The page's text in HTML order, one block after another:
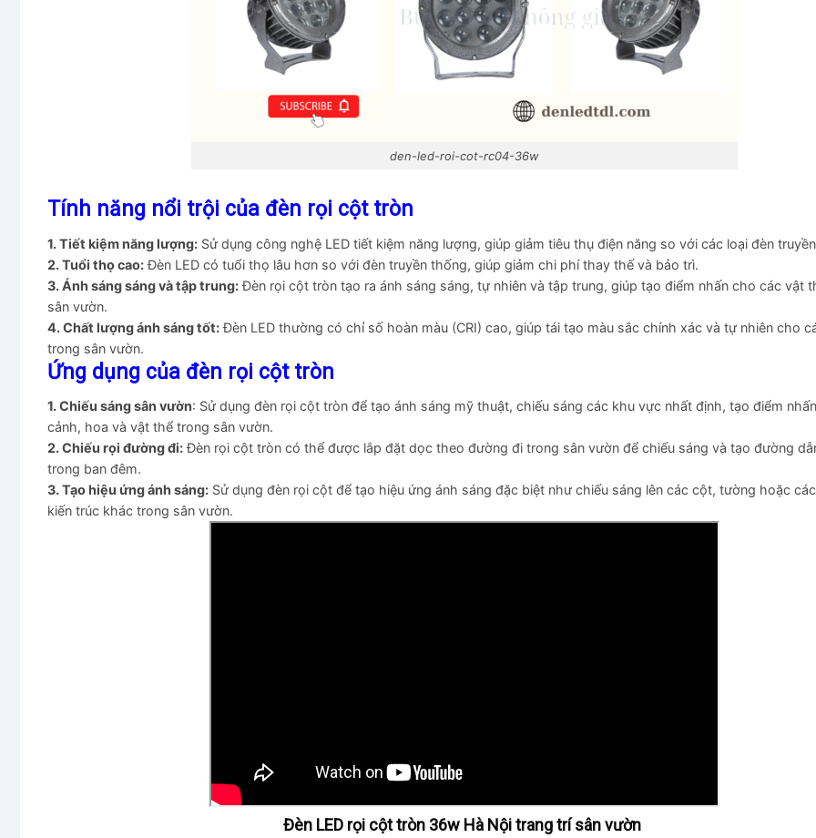
den-led-roi-cot-rc04-36w
Tính năng nổi trội của đèn rọi cột tròn
1. Tiết kiệm năng lượng: Sử dụng công nghệ LED tiết kiệm năng lượng, giúp giảm tiêu thụ điện năng so với các loại đèn
2. Tuổi thọ cao:Đèn LED có tuổi thọ lâu hơn so với đèn truyền thống, giúp giảm chi phí thay thế và bảo trì.
3. Ánh sáng sáng và tập trung:Đèn rọi cột tròn tạo ra ánh sáng sáng, tự nhiên và tập trung, giúp tạo điểm nhấn cho các vật
sân vườn.
4. Chất lượng ánh sáng tốt:Đèn LED thường có chỉ số hoàn màu (CRI) cao, giúp tái tạo màu sắc chính xác và tự nhiên cho
trong sân vườn.
Ứng dụng của đèn rọi cột tròn
1. Chiếu sáng sân vườn: Sử dụng đèn rọi cột tròn để tạo ánh sáng mỹ thuật, chiếu sáng các khu vực nhất định, tạo điểm
cảnh, hoa và vật thể trong sân vườn.
2. Chiếu rọi đường đi:Đèn rọi cột tròn có thể được lắp đặt dọc theo đường đi trong sân vườn để chiếu sáng và tạo đường
trong ban đêm.
3. Tạo hiệu ứng ánh sáng: Sử dụng đèn rọi cột để tạo hiệu ứng ánh sáng đặc biệt như chiếu sáng lên các cột, tường hoặc
kiến trúc khác trong sân vườn.
Đèn LED rọi cột tròn 36w Hà Nội trang trí sân vườn